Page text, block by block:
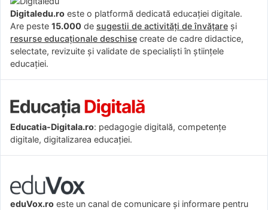
Digitaledu.ro este o platformă dedicată educației digitale.
Are peste 15.000 de sugestii de activități de învățare și
resurse educaționale deschise create de cadre didactice,
selectate, revizuite și validate de specialiști în științele
educației.
Educatia-Digitala.ro: pedagogie digitală, competențe
digitale, digitalizarea educației.
eduVox.ro este un canal de comunicare și informare pentru